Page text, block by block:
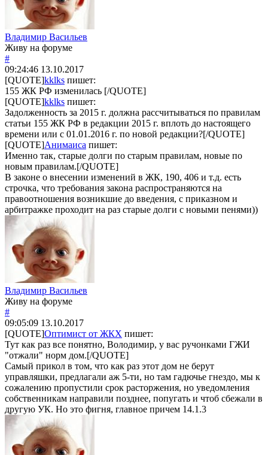
Владимир Васильев
Живу на форуме
#
09:24:46 13.10.2017
[QUOTE]kklks пишет:
155 ЖК РФ изменилась [/QUOTE]
[QUOTE]kklks пишет:
Задолженность за 2015 г. должна рассчитываться по правилам
статьи 155 ЖК РФ в редакции 2015 г. вплоть до настоящего
времени или с 01.01.2016 г. по новой редакции?[/QUOTE]
[QUOTE]Анимаиса пишет:
Именно так, старые долги по старым правилам, новые по
новым правилам.[/QUOTE]
В законе о внесении изменений в ЖК, 190, 406 и т.д. есть
строчка, что требования закона распространяются на
правоотношения возникшие до введения, с приказном и
арбитражке проходит на раз старые долги с новыми пенями))
Владимир Васильев
Живу на форуме
#
09:05:09 13.10.2017
[QUOTE]Оптимист от ЖКХ пишет:
Тут как раз все понятно, Володимир, у вас ручонками ГЖИ
"отжали" норм дом.[/QUOTE]
Самый прикол в том, что как раз этот дом не берут
управляшки, предлагали аж 5-ти, но там гадючье гнездо, мы к
сожалению пропустили срок расторжения, но уведомления
собственникам направили позднее, попугать и чтоб сбежали в
другую УК. Но это фигня, главное причем 14.1.3